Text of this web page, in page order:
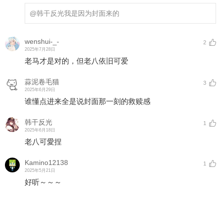
@韩干反光我是因为封面来的
wenshui-_-
2025年7月28日
2
老马才是对的，但老八依旧可爱
蒜泥卷毛猫
2025年6月29日
3
谁懂点进来全是说封面那一刻的救赎感
韩干反光
2025年6月18日
1
老八可愛捏
Kamino12138
2025年5月21日
1
好听～～～